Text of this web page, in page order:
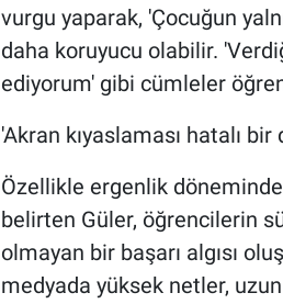
vurgu yaparak, 'Çocuğun
daha koruyucu olabilir.
ediyorum' gibi cümleler
'Akran kıyaslaması hatalı bir
Özellikle ergenlik döneminde
belirten Güler, öğrencilerin
olmayan bir başarı algısı
medyada yüksek netler,